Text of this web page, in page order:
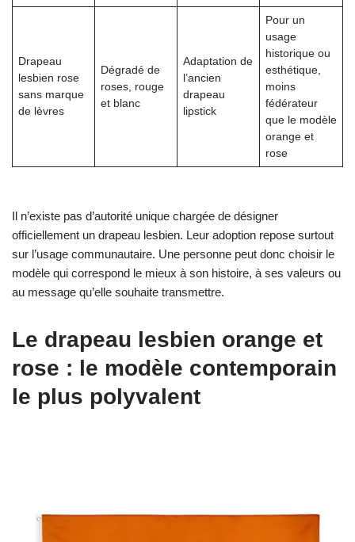
Drapeau
lesbien rose
sans marque
de lèvres
Dégradé de
roses, rouge
et blanc
Adaptation de
l’ancien
drapeau
lipstick
Pour un
usage
historique ou
esthétique,
moins
fédérateur
que le modèle
orange et
rose
Il n’existe pas d’autorité unique chargée de désigner
officiellement un drapeau lesbien. Leur adoption repose surtout
sur l’usage communautaire. Une personne peut donc choisir le
modèle qui correspond le mieux à son histoire, à ses valeurs ou
au message qu’elle souhaite transmettre.
Le drapeau lesbien orange et
rose : le modèle contemporain
le plus polyvalent